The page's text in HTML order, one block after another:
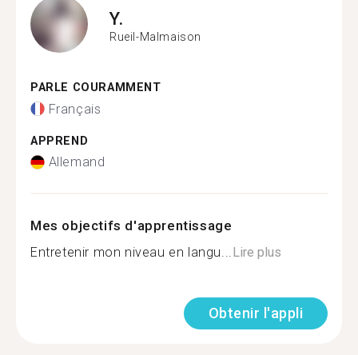
Y.
Rueil-Malmaison
PARLE COURAMMENT
Français
APPREND
Allemand
Mes objectifs d'apprentissage
Entretenir mon niveau en langu...Lire plus
Obtenir l'appli